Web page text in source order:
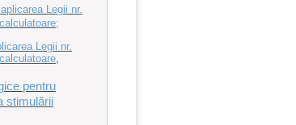
Legii nr.
Legii nr.
,
pentru
stimulării